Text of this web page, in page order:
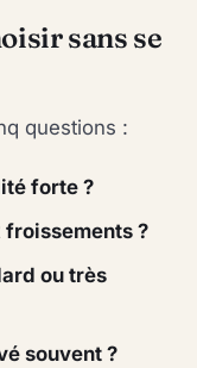
sans se
questions :
forte ?
?
ou très
souvent ?